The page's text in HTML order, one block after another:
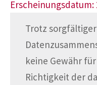
Erscheinungsdatum:
Trotz sorgfältiger
keine Gewähr
Richtigkeit der